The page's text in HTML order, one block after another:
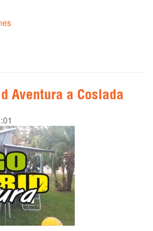
Aventura a Coslada